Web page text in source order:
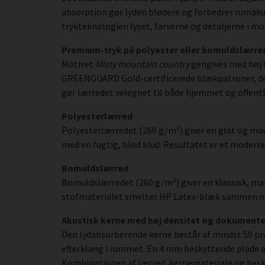
absorption gør lyden blødere og forbedrer
trykteknologien lyset, farverne og detaljerne i
Premium-tryk på polyester eller
Motivet Misty mountain countrygengives med
GREENGUARD Gold-certificerede blækpatroner,
gør lærredet velegnet til både hjemmet og
Polyesterlærred
Polyesterlærredet (260 g/m²) giver en glat og
med en fugtig, blød klud. Resultatet er et
Bomuldslærred
Bomuldslærredet (260 g/m²) giver en klassisk,
stofmaterialet smelter HP Latex-blæk sammen
Akustisk kerne med høj densitet og
Den lydabsorberende kerne består af mindst 50
efterklang i rummet. En 4 mm beskyttende
Kombinationen af lærred, kernemateriale og